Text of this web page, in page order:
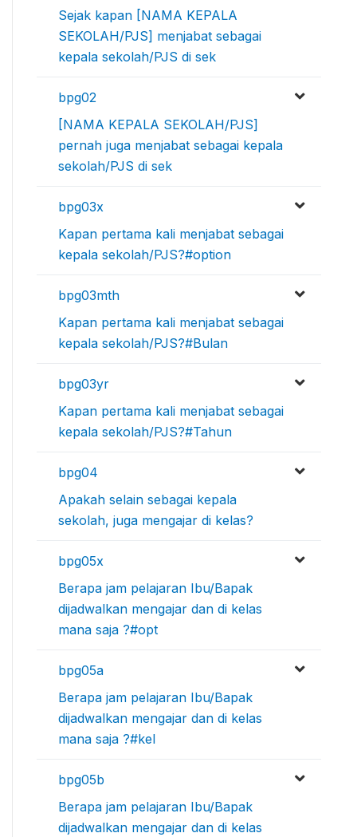
Sejak kapan [NAMA KEPALA
SEKOLAH/PJS] menjabat sebagai
kepala sekolah/PJS di sek
bpg02
[NAMA KEPALA SEKOLAH/PJS]
pernah juga menjabat sebagai kepala
sekolah/PJS di sek
bpg03x
Kapan pertama kali menjabat sebagai
kepala sekolah/PJS?#option
bpg03mth
Kapan pertama kali menjabat sebagai
kepala sekolah/PJS?#Bulan
bpg03yr
Kapan pertama kali menjabat sebagai
kepala sekolah/PJS?#Tahun
bpg04
Apakah selain sebagai kepala
sekolah, juga mengajar di kelas?
bpg05x
Berapa jam pelajaran Ibu/Bapak
dijadwalkan mengajar dan di kelas
mana saja ?#opt
bpg05a
Berapa jam pelajaran Ibu/Bapak
dijadwalkan mengajar dan di kelas
mana saja ?#kel
bpg05b
Berapa jam pelajaran Ibu/Bapak
dijadwalkan mengajar dan di kelas